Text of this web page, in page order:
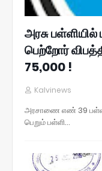
அரசு
பெற்றோர்
75,000 !
Kalvinews
அரசாணை எண் 39 பள்ளிக்
பெறும் பள்ளி…